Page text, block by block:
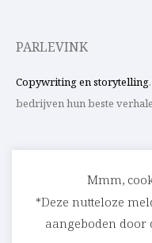
PARLEVINK
Copywriting en storytelling
bedrijven hun beste
Schrijf ik straks mee aan
heel graag op
Mmm,
*Deze nutteloze
aangeboden door